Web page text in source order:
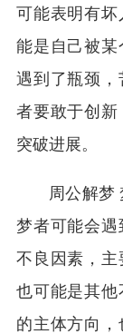
可能表明有
能是自己被某
遇到了瓶颈，
者要敢于创新
突破进展。
周公解梦
梦者可能会遇
不良因素，主
也可能是其他
的主体方向